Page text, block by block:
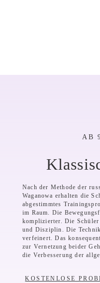
AB
Nach der Methode der
Waganowa erhalten die
abgestimmtes
im Raum. Die
komplizierter. Die
und Disziplin. Die
verfeinert. Das
zur Vernetzung beider
die Verbesserung der
KOSTENLOSE